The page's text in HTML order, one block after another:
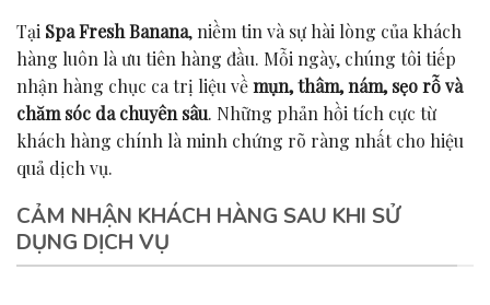
Tại Spa Fresh Banana, niềm tin và sự hài lòng của khách
hàng luôn là ưu tiên hàng đầu. Mỗi ngày, chúng tôi tiếp
nhận hàng chục ca trị liệu vềmụn, thâm, nám, sẹo rỗ và
chăm sóc da chuyên sâu. Những phản hồi tích cực từ
khách hàng chính là minh chứng rõ ràng nhất cho hiệu
quả dịch vụ.
CẢM NHẬN KHÁCH HÀNG SAU KHI SỬ
DỤNG DỊCH VỤ